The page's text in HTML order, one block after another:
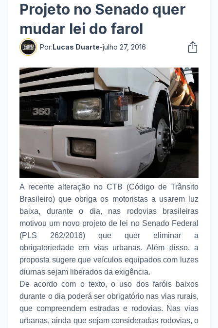
Projeto no Senado quer
mudar lei do farol
Por:Lucas Duarte-julho 27, 2016
A recente alteração no CTB (Código de Trânsito
Brasileiro) que obriga os motoristas a usarem luz
baixa, durante o dia, nas rodovias brasileiras
motivou um novo projeto de lei no Senado Federal
(PLS 262/2016) que quer eliminar a
obrigatoriedade em vias urbanas. Além disso, a
proposta sugere que veículos equipados com luzes
diurnas sejam liberados da exigência.
De acordo com o texto, o uso dos faróis baixos
durante o dia poderá ser obrigatório nas vias rurais,
que compreendem estradas e rodovias. Nas vias
urbanas, ainda que sejam consideradas rodovias, o